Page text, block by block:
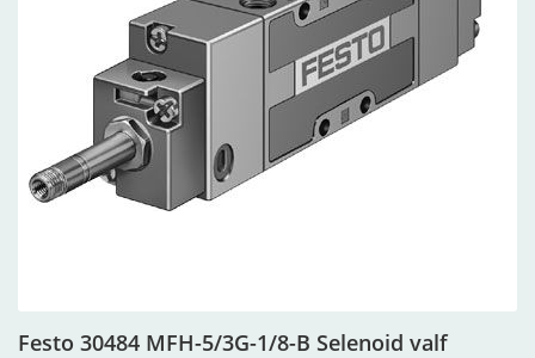
Festo 30484 MFH-5/3G-1/8-B Selenoid valf